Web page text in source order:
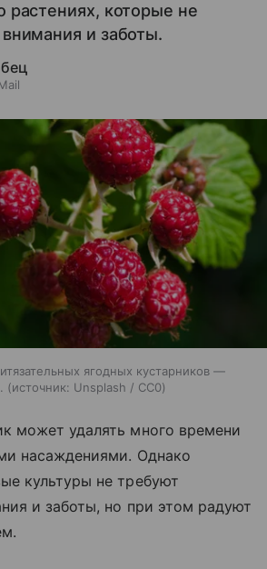
растениях, которые не
и заботы.
ягодных кустарников —
источник: Unsplash / CC0
может удалять много времени
насаждениями. Однако
культуры не требуют
и заботы, но при этом радуют